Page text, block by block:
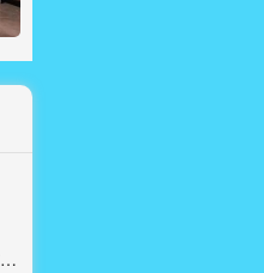
放杠杆炒股技巧、风险警示与合规指南